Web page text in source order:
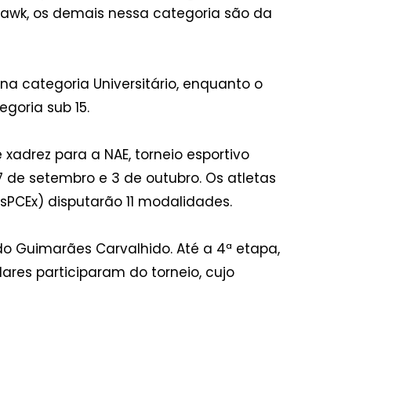
os demais nessa categoria são da
categoria Universitário, enquanto o
sub 15.
para a NAE, torneio esportivo
setembro e 3 de outubro. Os atletas
disputarão 11 modalidades.
Guimarães Carvalhido. Até a 4ª etapa,
participaram do torneio, cujo